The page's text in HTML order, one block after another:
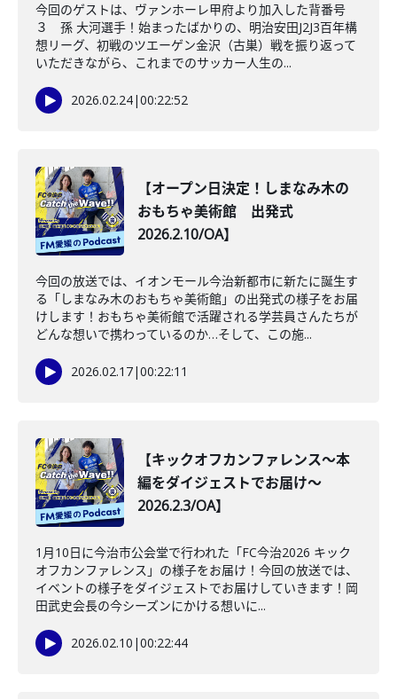
今回のゲストは、ヴァンホーレ甲府より加入した背番号
３ 孫 大河選手！始まったばかりの、明治安田J2J3百年構
想リーグ、初戦のツエーゲン金沢（古巣）戦を振り返って
いただきながら、これまでのサッカー人生の...
2026.02.24|00:22:52
【オープン日決定！しまなみ木の
おもちゃ美術館 出発式
2026.2.10/OA】
今回の放送では、イオンモール今治新都市に新たに誕生す
る「しまなみ木のおもちゃ美術館」の出発式の様子をお届
けします！おもちゃ美術館で活躍される学芸員さんたちが
どんな想いで携わっているのか…そして、この施...
2026.02.17|00:22:11
【キックオフカンファレンス～本
編をダイジェストでお届け～
2026.2.3/OA】
1月10日に今治市公会堂で行われた「FC今治2026 キック
オフカンファレンス」の様子をお届け！今回の放送では、
イベントの様子をダイジェストでお届けしていきます！岡
田武史会長の今シーズンにかける想いに...
2026.02.10 |00:22:44